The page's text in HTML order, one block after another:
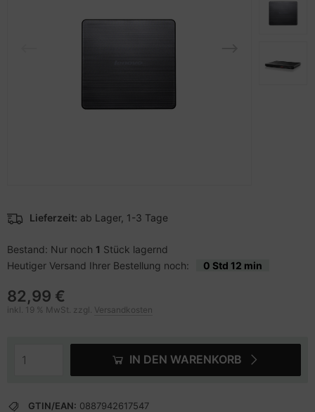
Lieferzeit: ab Lager, 1-3 Tage
Bestand: Nur noch 1 Stück lagernd
Heutiger Versand Ihrer Bestellung noch:
0 Std 12 min
82,99 €
inkl. 19 % MwSt. zzgl. Versandkosten
IN DEN WARENKORB
GTIN/EAN: 0887942617547
Mobiltelefone
Netzwerkgeräte
& Tragebehältnisse
Tinten Minen